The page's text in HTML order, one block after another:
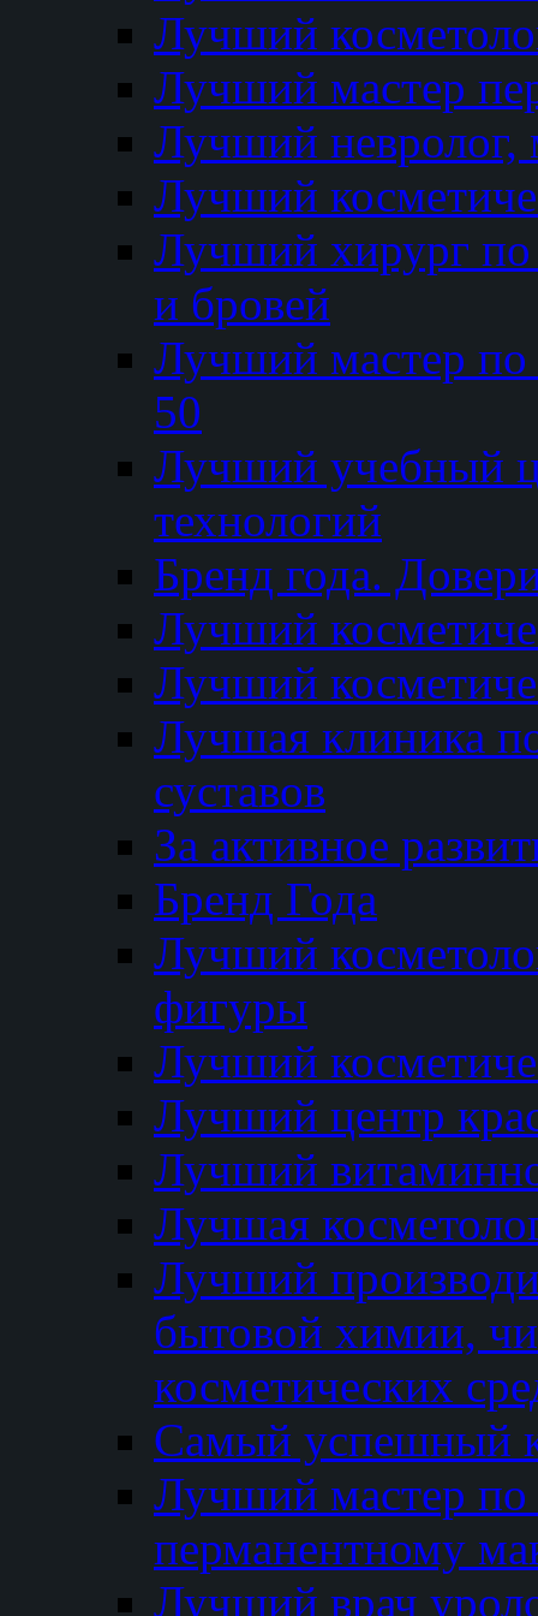
Лучший
Лучший мастер
Лучший невролог,
Лучший
Лучший хирург по
и бровей
Лучший мастер
50
Лучший
технологий
Бренд года.
Лучший
Лучший
Лучшая клиника
суставов
За активное
Бренд Года
Лучший
фигуры
Лучший
Лучший центр
Лучший
Лучшая
Лучший
бытовой химии,
косметических
Самый успешный
Лучший мастер по
перманентному
Лучший врач